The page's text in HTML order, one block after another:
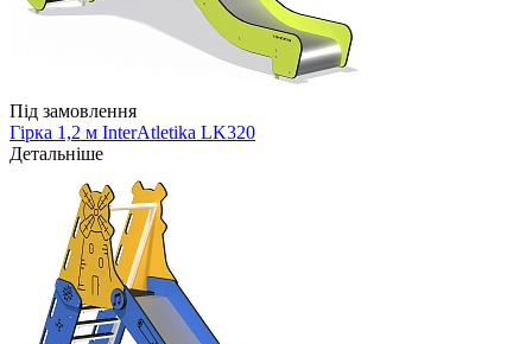
Під замовлення
Гірка 1,2 м InterAtletika LK320
Детальніше